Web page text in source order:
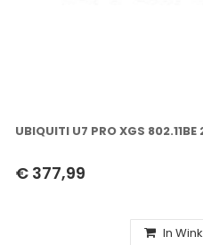
UBIQUITI U7 PRO XGS
€ 377,99
In